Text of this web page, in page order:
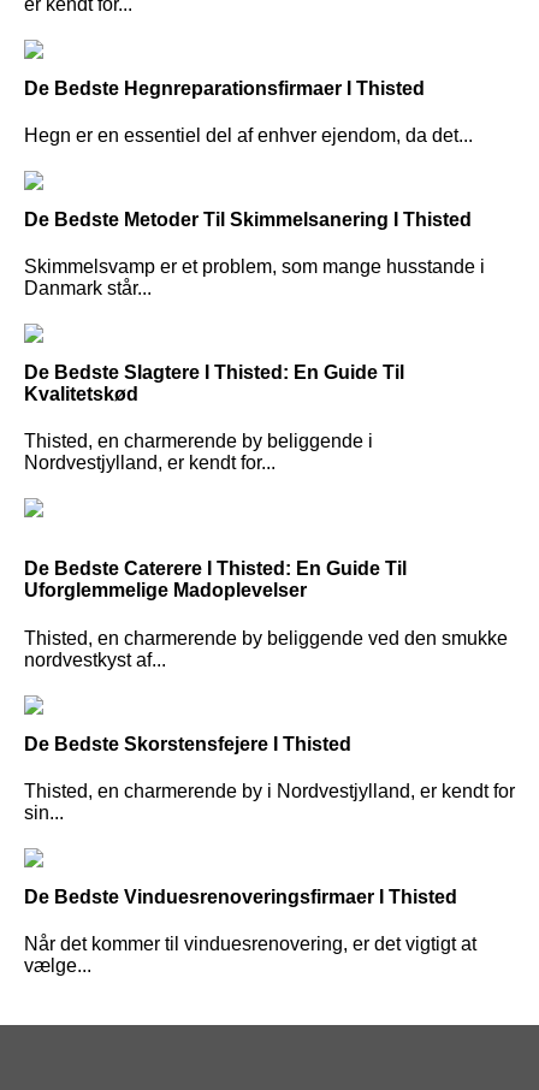
De Bedste Hegnreparationsfirmaer I Thisted
Hegn er en essentiel del af enhver ejendom, da det...
De Bedste Metoder Til Skimmelsanering I Thisted
Skimmelsvamp er et problem, som mange husstande i
Danmark står...
De Bedste Slagtere I Thisted: En Guide Til
Kvalitetskød
Thisted, en charmerende by beliggende i
Nordvestjylland, er kendt for...
De Bedste Caterere I Thisted: En Guide Til
Uforglemmelige Madoplevelser
Thisted, en charmerende by beliggende ved den smukke
nordvestkyst af...
De Bedste Skorstensfejere I Thisted
Thisted, en charmerende by i Nordvestjylland, er kendt for
sin...
De Bedste Vinduesrenoveringsfirmaer I Thisted
Når det kommer til vinduesrenovering, er det vigtigt at
vælge...